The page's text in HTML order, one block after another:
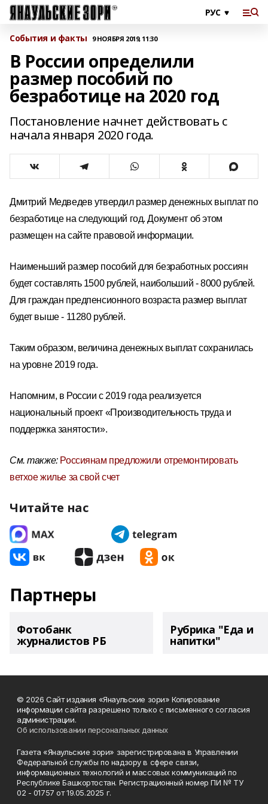
События и факты 9 НОЯБРЯ 2019, 11:30
В России определили
размер пособий по
безработице на 2020 год
Постановление начнет действовать с
начала января 2020 года.
Дмитрий Медведев утвердил размер денежных выплат по
безработице на следующий год. Документ об этом
размещен на сайте правовой информации.
Наименьший размер пособий для безработных россиян
будет составлять 1500 рублей, наибольший - 8000 рублей.
Для граждан предпенсионного возраста размер выплат
будет выше - 11280 рублей.
Таким образом, величина денежных выплат сохранилась
на уровне 2019 года.
Напомним, в России с 2019 года реализуется
национальный проект «Производительность труда и
поддержка занятости».
См. также: Россиянам предложили отремонтировать
ветхое жилье за свой счет
Читайте нас
Партнеры
Фотобанк
журналистов РБ
Рубрика "Еда и
напитки"
© 2026 Сайт издания «Янаульские зори» Копирование
информации сайта разрешено только с письменного согласия
администрации.
Об использовании персональных данных
Газета «Янаульские зори» зарегистрирована в Управлении
Федеральной службы по надзору в сфере связи,
информационных технологий и массовых коммуникаций по
Республике Башкортостан. Регистрационный номер ПИ № ТУ
02 - 01757 от 19.05.2025 г.